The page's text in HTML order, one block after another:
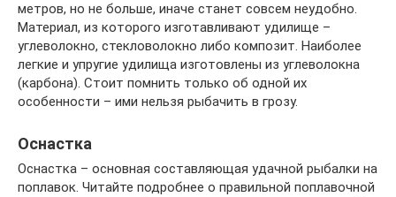
метров, но не больше, иначе станет совсем неудобно.
Материал, из которого изготавливают удилище –
углеволокно, стекловолокно либо композит. Наиболее
легкие и упругие удилища изготовлены из углеволокна
(карбона). Стоит помнить только об одной их
особенности – ими нельзя рыбачить в грозу.
Оснастка
Оснастка – основная составляющая удачной рыбалки на
поплавок. Читайте подробнее о правильной поплавочной